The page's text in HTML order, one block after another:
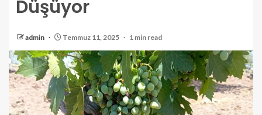
Düşüyor
admin Temmuz 11, 2025 1 min read